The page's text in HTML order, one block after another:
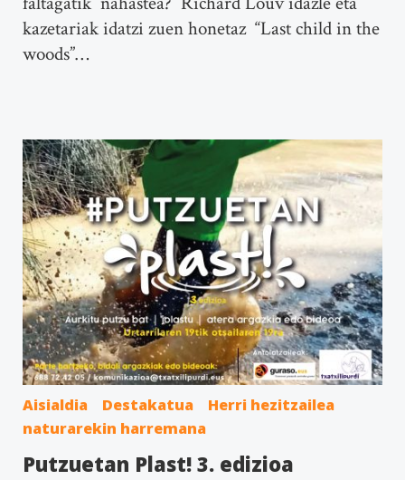
kazetariak idatzi zuen honetaz “Last child in the
woods”…
Aisialdia Destakatua
Herri hezitzailea
naturarekin harremana
Putzuetan Plast! 3. edizioa